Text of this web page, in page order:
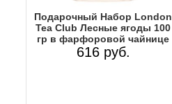
Подарочный Набор Lоndon
Tea Club Лесные ягоды 100
гр в фарфоровой чайнице
616 руб.